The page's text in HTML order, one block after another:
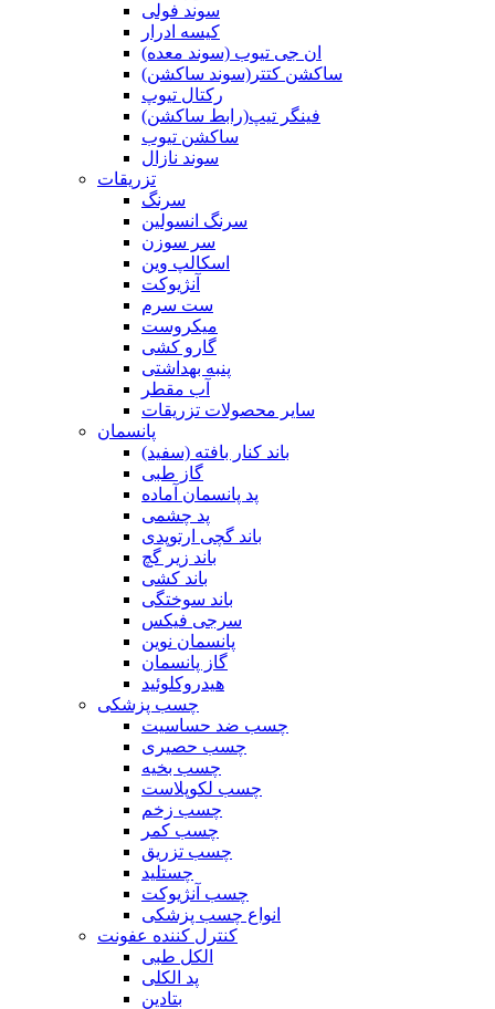
سوند فولی
کیسه ادرار
ان جی تیوب (سوند معده)
ساکشن کتتر(سوند ساکشن)
رکتال تیوپ
فینگر تیپ(رابط ساکشن)
ساکشن تیوب
سوند نازال
تزریقات
سرنگ
سرنگ انسولین
سر سوزن
اسکالپ وین
آنژیوکت
ست سرم
میکروست
گارو کشی
پنبه بهداشتی
آب مقطر
سایر محصولات تزریقات
پانسمان
باند کنار بافته (سفید)
گاز طبی
پد پانسمان آماده
پد چشمی
باند گچی ارتوپدی
باند زیر گچ
باند کشی
باند سوختگی
سرجی فیکس
پانسمان نوین
گاز پانسمان
هیدروکلوئید
چسب پزشکی
چسب ضد حساسیت
چسب حصیری
چسب بخیه
چسب لکوپلاست
چسب زخم
چسب کمر
چسب تزریق
چستلید
چسب آنژیوکت
انواع چسب پزشکی
کنترل کننده عفونت
الکل طبی
پد الکلی
بتادین